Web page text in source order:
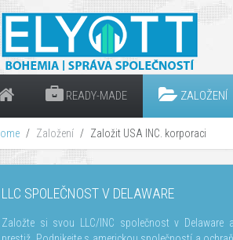
READY-MADE ZALOŽENÍ
Založení Založit USA INC. korporaci
LLC SPOLEČNOST V DELAWARE
Založte si svou LLC/INC společnost v Delaware